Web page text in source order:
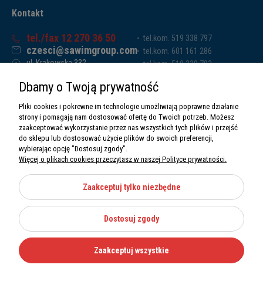
Kontakt
tel./fax 12 270 36 50
czesci@sawimgroup.com
ul. Krakowska 332,
Sawim Group Mariusz Zdyb sp. k.
NIP: 5130284470
REGON: 5246591010
tel.kom. 519 338 797
tel.kom. 601 161 286
tel.kom. 519 338 793
O nas
Informacje
Moje konto
Kategorie
Dbamy o Twoją prywatność
Pliki cookies i pokrewne im technologie umożliwiają poprawne działanie
strony i pomagają nam dostosować ofertę do Twoich potrzeb. Możesz
zaakceptować wykorzystanie przez nas wszystkich tych plików i przejść
do sklepu lub dostosować użycie plików do swoich preferencji,
wybierając opcję "Dostosuj zgody".
Więcej o plikach cookies przeczytasz w naszej Polityce prywatności.
Zaakceptuj tylko niezbędne
Dostosuj zgody
Zaakceptuj wszystkie